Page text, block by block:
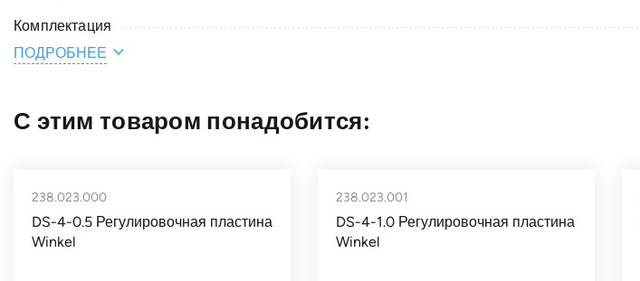
Комплектация
Вес, кг
Тип профиля
Тип крепёжного фланца
Страна
ПОДРОБНЕЕ
С этим товаром понадобится:
238.023.000
DS-4-0.5 Регулировочная пластина
Winkel
238.023.001
DS-4-1.0 Регулировочная пластина
Winkel